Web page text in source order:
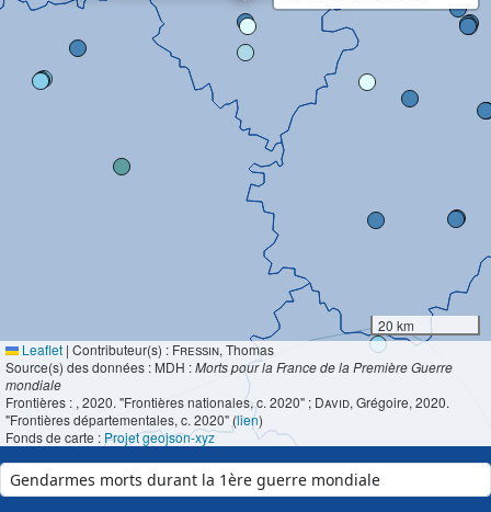
20 km
Leaflet | Contributeur(s) : Fressin, Thomas
Source(s) des données : MDH :Morts pour la France de la Première Guerre
mondiale
Frontières : , 2020. "Frontières nationales, c. 2020" ; David, Grégoire, 2020.
"Frontières départementales, c. 2020" (lien)
Fonds de carte : Projet geojson-xyz